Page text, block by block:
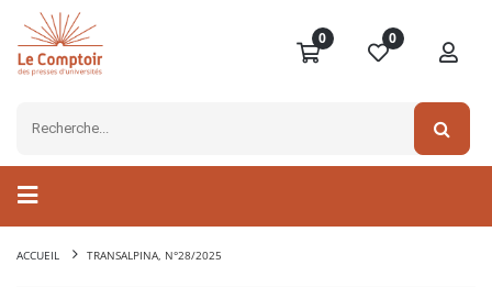
0 0
ACCUEIL TRANSALPINA, N°28/2025